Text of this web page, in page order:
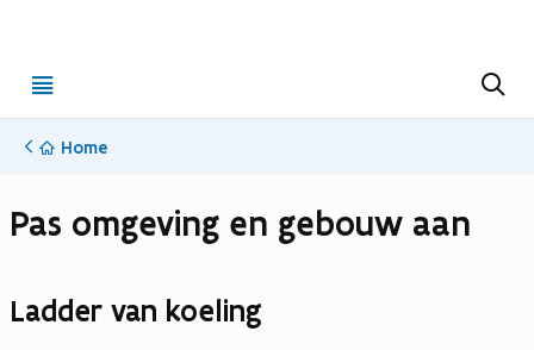
menu
Home
Pas omgeving en gebouw aan
Ladder van koeling